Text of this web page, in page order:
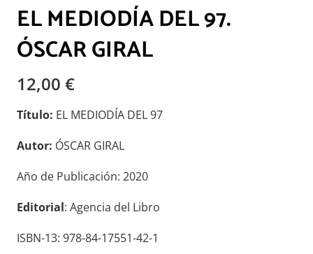
EL MEDIODÍA DEL 97.
ÓSCAR GIRAL
12,00 €
Título: EL MEDIODÍA DEL 97
Autor: ÓSCAR GIRAL
Año de Publicación: 2020
Editorial: Agencia del Libro
ISBN-13: 978-84-17551-42-1